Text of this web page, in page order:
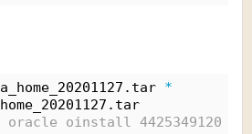
*
oinstall 4425349120 Nov